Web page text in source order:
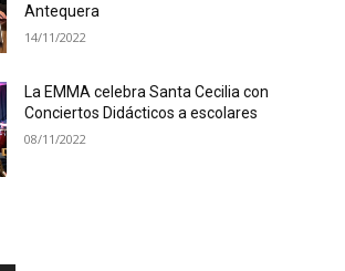
Antequera
14/11/2022
La EMMA celebra Santa Cecilia con
Conciertos Didácticos a escolares
08/11/2022